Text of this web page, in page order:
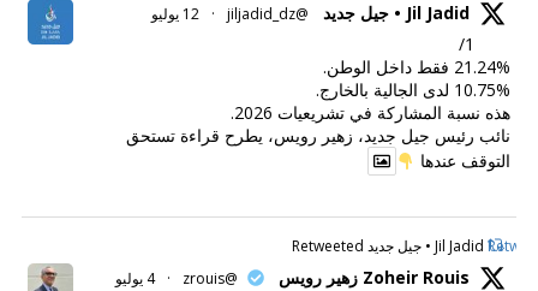
Jil Jadid • جيل جديد @jiljadid_dz
· 12 يوليو
1/
21.24% فقط داخل الوطن.
10.75% لدى الجالية بالخارج.
هذه نسبة المشاركة في تشريعيات 2026.
نائب رئيس جيل جديد، زهير رويس، يطرح قراءة تستحق
التوقف عندها
Jil Jadid • جيل جديد Retweeted
Zoheir Rouis زهير رويس @zrouis
· 4 يوليو